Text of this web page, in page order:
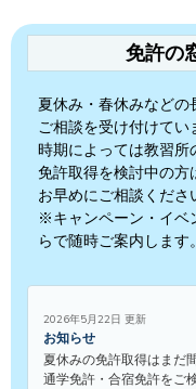
免許の
夏休み・春休みなど
ご相談を受け付けてい
時期によっては教習所
免許取得を検討中の方
お早めにご相談くださ
※キャンペーン・イベ
らで随時ご案内します。
2026年5月22日 更新
お知らせ
夏休みの免許取得はまだ
通学免許・合宿免許をご